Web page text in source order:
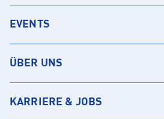
EVENTS
ÜBER UNS
KARRIERE & JOBS